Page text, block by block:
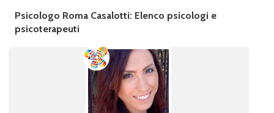
Psicologo Roma Casalotti: Elenco psicologi e
psicoterapeuti